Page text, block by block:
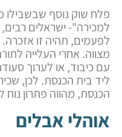
פלח שוק נוסף
למכירה"- ישראלים רבים,
לפעמים, תהיה זו
מצווה. אחרי העלייה
עם כיבוד, או לערוך
ליד בית הכנסת. לכן,
הכנסת, מהווה פתרון
אוהלי אבלים